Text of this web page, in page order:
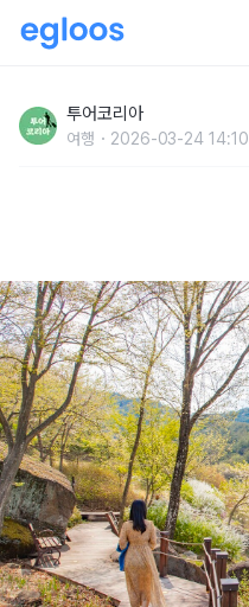
목원’ 이름 올렸다
투어코리아
여행 2026-03-24 14:10